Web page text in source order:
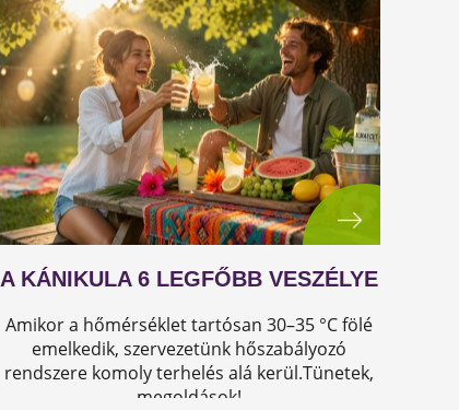
A KÁNIKULA 6 LEGFŐBB VESZÉLYE
Amikor a hőmérséklet tartósan 30–35 °C fölé
emelkedik, szervezetünk hőszabályozó
rendszere komoly terhelés alá kerül.Tünetek,
megoldások!